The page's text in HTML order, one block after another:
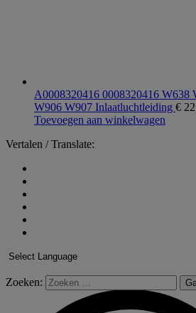
A0008320416 0008320416 W638
W906 W907 Inlaatluchtleiding €
Toevoegen aan winkelwagen
Vertalen / Translate:
Zoeken: